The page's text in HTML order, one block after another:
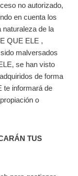
no autorizado,
en cuenta los
naturaleza de la
QUE ELE ,
malversados
se han visto
de forma
te informará de
o
TUS